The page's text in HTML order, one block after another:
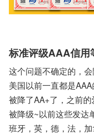
标准评级AAA信用
这个问题不确定的，
美国以前一直都是
被降了AA+了，之前
被降级~以前这些发达
班牙，英，德，法，